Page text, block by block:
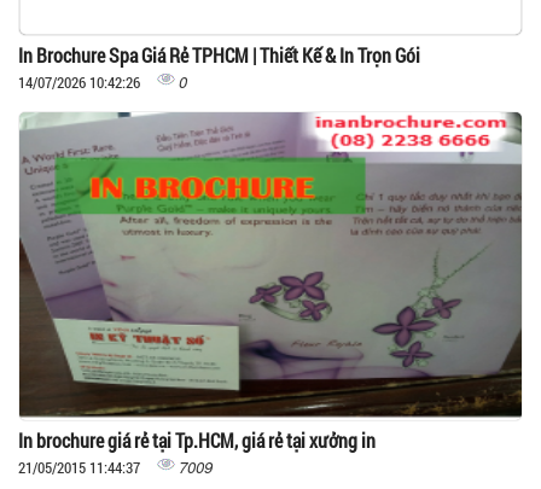
In Brochure Spa Giá Rẻ TPHCM | Thiết Kế & In Trọn Gói
14/07/2026 10:42:26 0
In brochure giá rẻ tại Tp.HCM, giá rẻ tại xưởng in
21/05/2015 11:44:37 7009